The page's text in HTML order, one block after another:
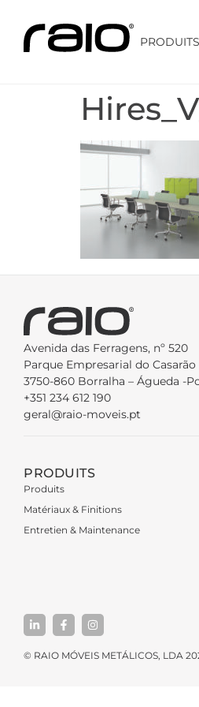
PRODUITS
Avenida das Ferragens, nº 520
Parque Empresarial do Casarão
3750-860 Borralha – Águeda -
+351 234 612 190
geral@raio-moveis.pt
PRODUITS
Produits
Matériaux & Finitions
Entretien & Maintenance
© RAIO MÓVEIS METÁLICOS, LDA